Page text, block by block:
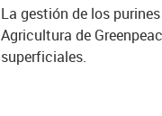
La gestión de los
Agricultura de
superficiales.